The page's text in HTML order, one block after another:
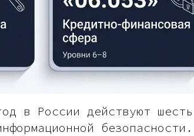
в России действуют шесть